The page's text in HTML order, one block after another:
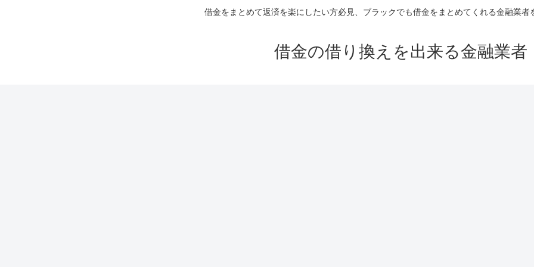
借金をまとめて返済を楽にしたい方必見、ブラックでも借金をまとめてくれる金融業者
借金の借り換えを出来る金融業者